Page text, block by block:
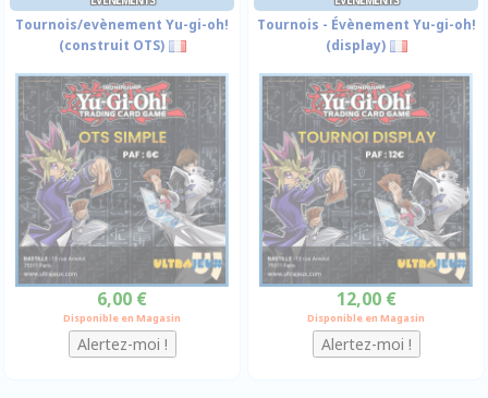
Tournois/evènement Yu-gi-oh!
(construit OTS)
6,00 €
Disponible en Magasin
Tournois - Évènement Yu-gi-oh!
(display)
12,00 €
Disponible en Magasin